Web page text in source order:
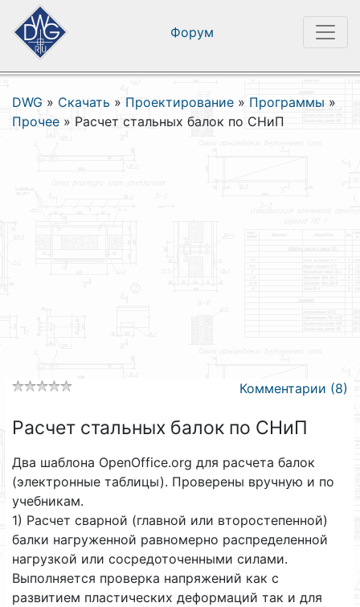
Форум
DWG » Скачать » Проектирование » Программы »
Прочее » Расчет стальных балок по СНиП
Комментарии (8)
Расчет стальных балок по СНиП
Два шаблона OpenOffice.org для расчета балок
(электронные таблицы). Проверены вручную и по
учебникам.
1) Расчет сварной (главной или второстепенной)
балки нагруженной равномерно распределенной
нагрузкой или сосредоточенными силами.
Выполняется проверка напряжений как с
развитием пластических деформаций так и для